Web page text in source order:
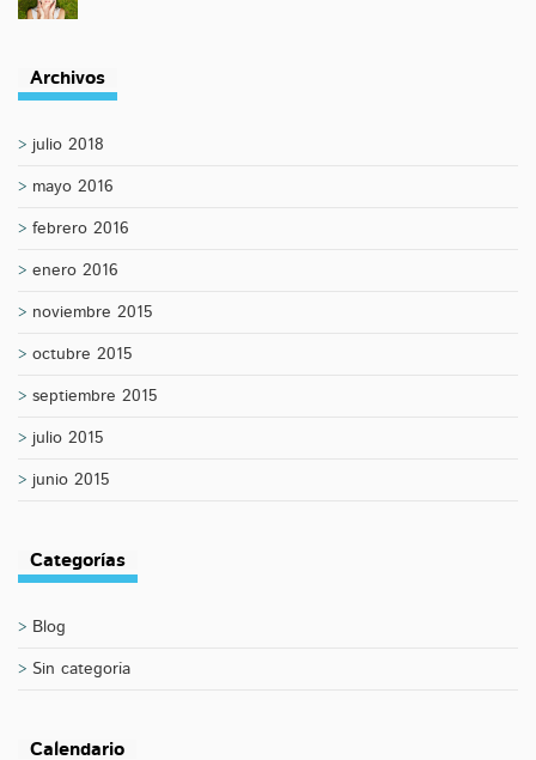
Archivos
julio 2018
mayo 2016
febrero 2016
enero 2016
noviembre 2015
octubre 2015
septiembre 2015
julio 2015
junio 2015
Categorías
Blog
Sin categoría
Calendario